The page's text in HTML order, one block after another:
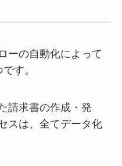
ーの自動化によって
す。
請求書の作成・発
スは、全てデータ化